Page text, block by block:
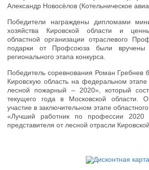
Александр Новосёлов (Котельническое
Победители награждены дипломами
хозяйства Кировской области и
областной организации отраслевого
подарки от Профсоюза были вручены
регионального этапа конкурса.
Победитель соревнования Роман Гребнев
Кировскую область на федеральном
лесной пожарный – 2020», который
текущего года в Московской
участие в заключительном этапе
«Лучший работник по профессии 2020
представителя от лесной отрасли